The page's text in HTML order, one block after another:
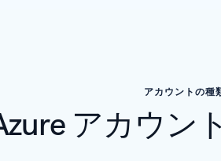
アカウントの種
アカウン